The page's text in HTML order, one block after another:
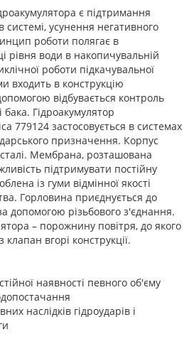
є підтримання
системі, усунення негативного
роботи полягає в
рівня води в накопичувальній
роботи підкачувальної
входить в конструкцію
відбувається контроль
Гідроакумулятор
779124 застосовується в системах
призначення. Корпус
Мембрана, розташована
підтримувати постійну
із гуми відмінної якості
Горловина приєднується до
допомогою різьбового з'єднання.
– порожнину повітря, до якого
вгорі конструкції.
наявності певного об'єму
наслідків гідроударів і